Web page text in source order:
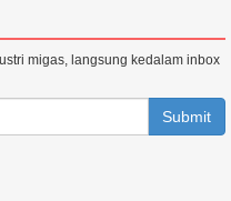
migas, langsung kedalam inbox
Submit